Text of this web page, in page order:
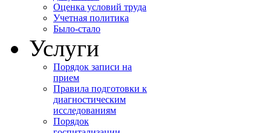
Оценка условий труда
Учетная политика
Было-стало
Услуги
Порядок записи на
прием
Правила подготовки к
диагностическим
исследованиям
Порядок